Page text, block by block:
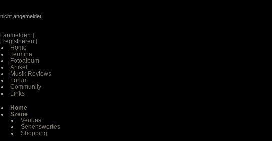
nicht angemeldet
[anmelden ]
[registrieren ]
Home
Termine
Fotoalbum
Artikel
Musik Reviews
Forum
Community
Links
Home
Szene
Venues
Sehenswertes
Shopping